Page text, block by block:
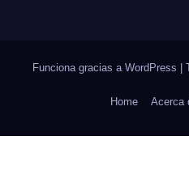
Funciona gracias a WordPress
Home Acerca